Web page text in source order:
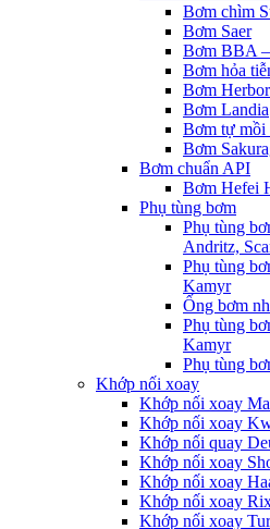
Bơm chìm
Bơm Saer
Bơm BBA
Bơm hỏa
Bơm
Bơm Landia
Bơm tự mồi
Bơm
Bơm chuẩn API
Bơm Hefei
Phụ tùng bơm
Phụ tùng
Andritz,
Phụ tùng
Kamyr
Ống bơm
Phụ tùng
Kamyr
Phụ tùng
Khớp nối xoay
Khớp nối xoay
Khớp nối xoay
Khớp nối quay
Khớp nối xoay
Khớp nối xoay
Khớp nối xoay
Khớp nối xoay